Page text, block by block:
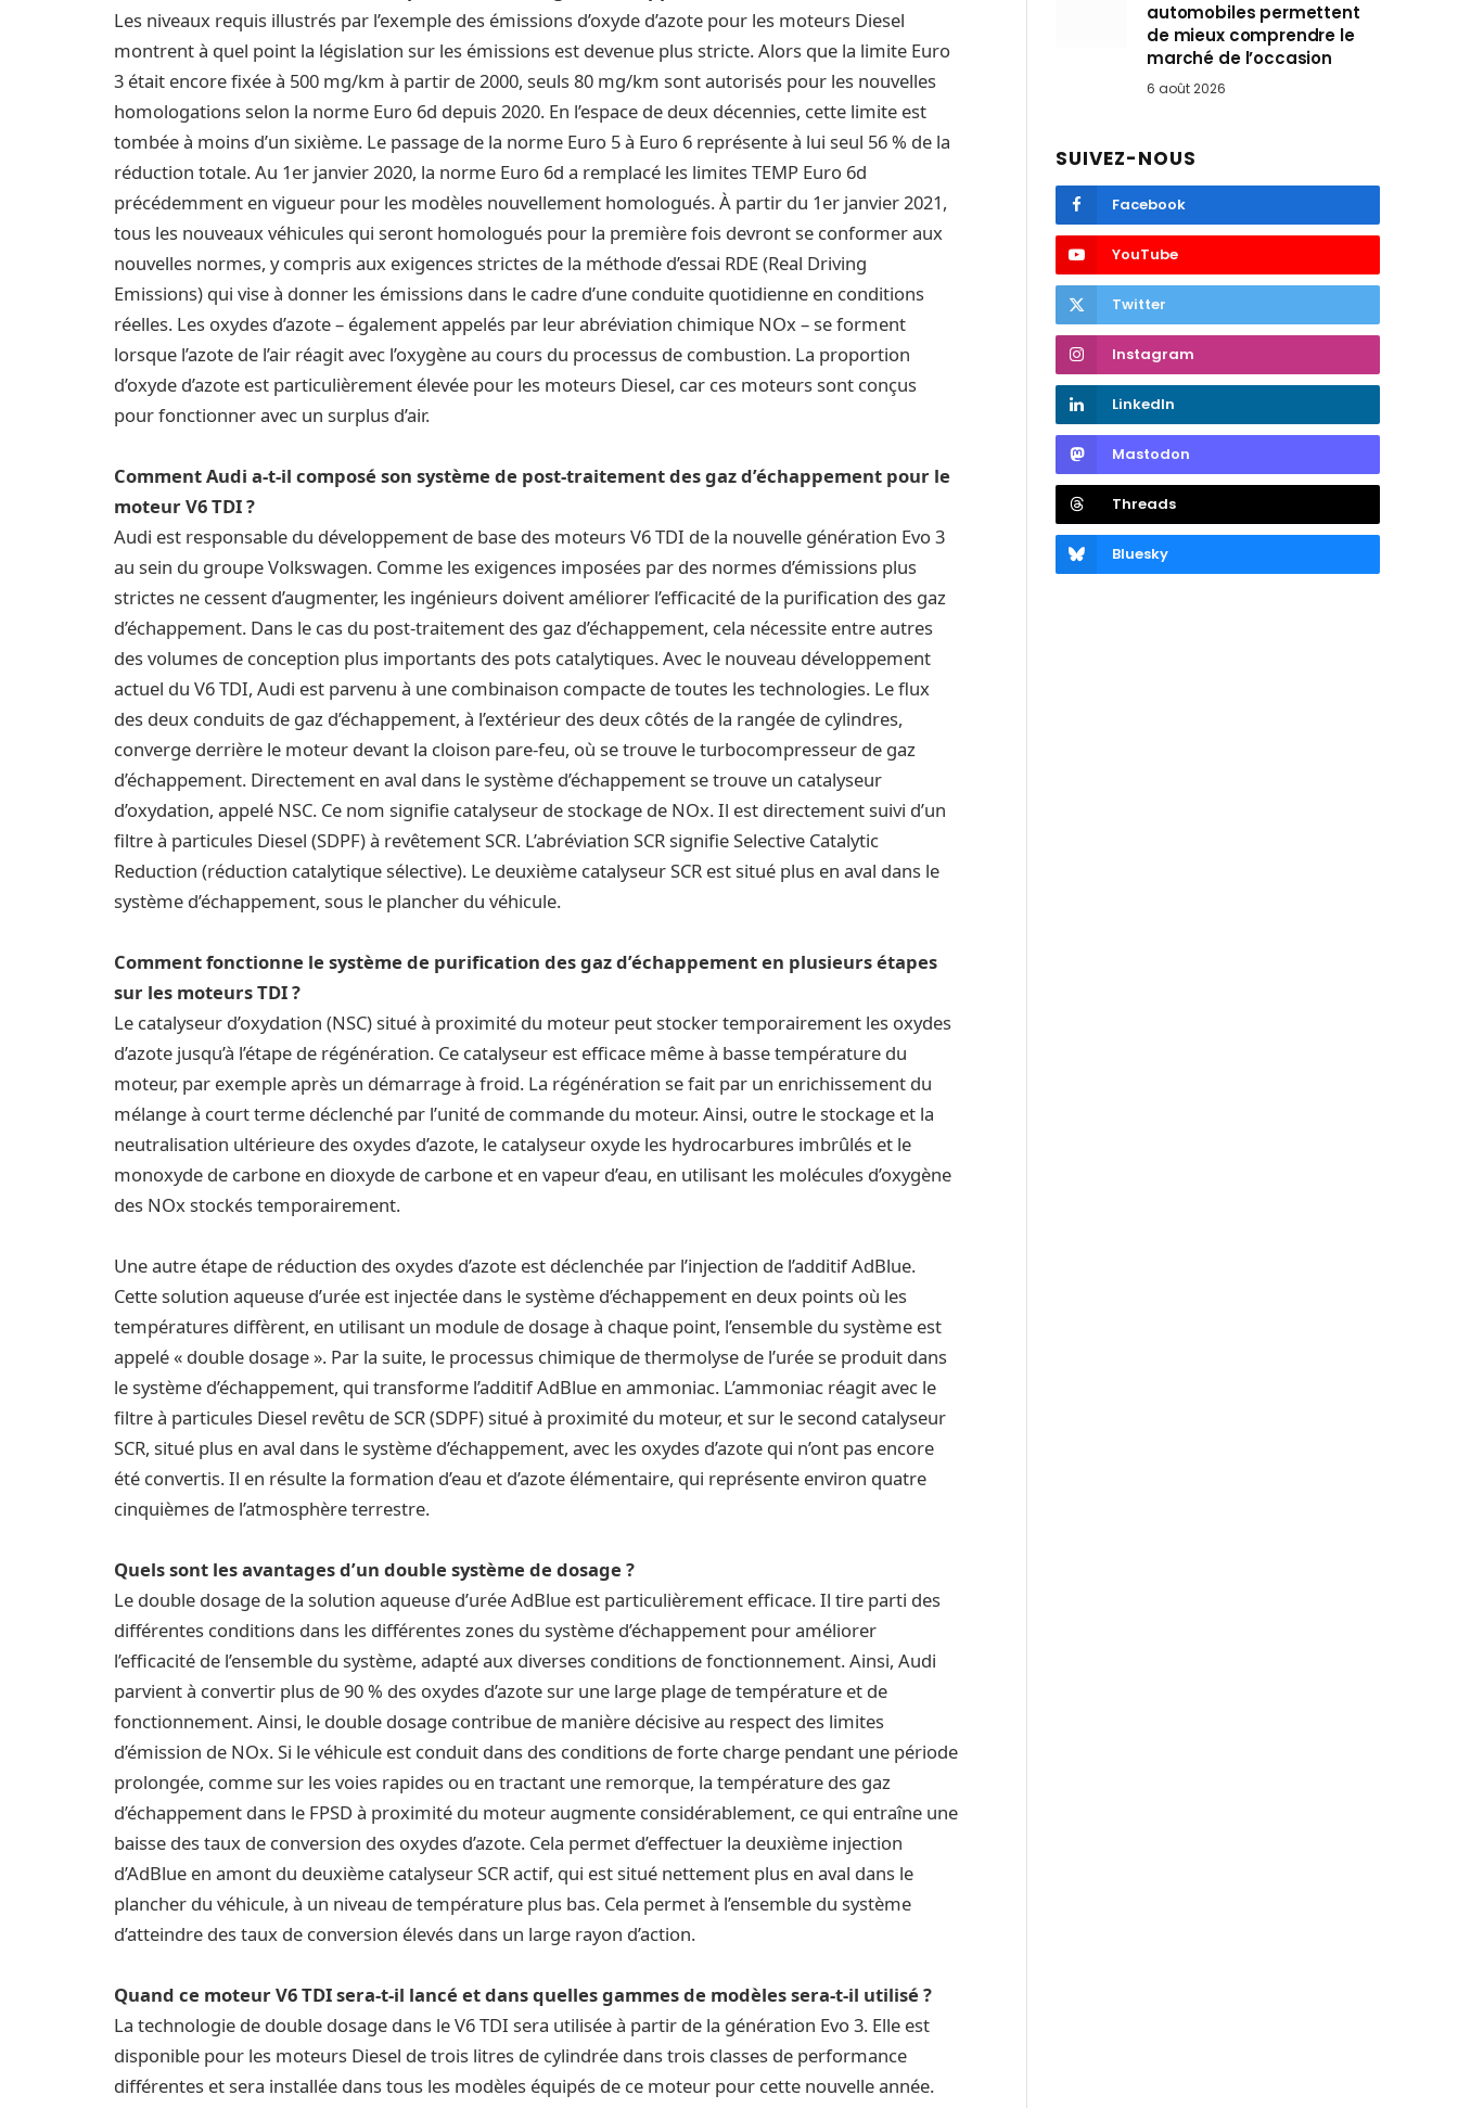
Les niveaux requis illustrés par l’exemple des émissions d’oxyde d’azote pour les moteurs Diesel
montrent à quel point la législation sur les émissions est devenue plus stricte. Alors que la limite Euro
3 était encore fixée à 500 mg/km à partir de 2000, seuls 80 mg/km sont autorisés pour les nouvelles
homologations selon la norme Euro 6d depuis 2020. En l’espace de deux décennies, cette limite est
tombée à moins d’un sixième. Le passage de la norme Euro 5 à Euro 6 représente à lui seul 56 % de la
réduction totale. Au 1er janvier 2020, la norme Euro 6d a remplacé les limites TEMP Euro 6d
précédemment en vigueur pour les modèles nouvellement homologués. À partir du 1er janvier 2021,
tous les nouveaux véhicules qui seront homologués pour la première fois devront se conformer aux
nouvelles normes, y compris aux exigences strictes de la méthode d’essai RDE (Real Driving
Emissions) qui vise à donner les émissions dans le cadre d’une conduite quotidienne en conditions
réelles. Les oxydes d’azote – également appelés par leur abréviation chimique NOx – se forment
lorsque l’azote de l’air réagit avec l’oxygène au cours du processus de combustion. La proportion
d’oxyde d’azote est particulièrement élevée pour les moteurs Diesel, car ces moteurs sont conçus
pour fonctionner avec un surplus d’air.
Comment Audi a-t-il composé son système de post-traitement des gaz d’échappement pour le
moteur V6 TDI ?
Audi est responsable du développement de base des moteurs V6 TDI de la nouvelle génération Evo 3
au sein du groupe Volkswagen. Comme les exigences imposées par des normes d’émissions plus
strictes ne cessent d’augmenter, les ingénieurs doivent améliorer l’efficacité de la purification des gaz
d’échappement. Dans le cas du post-traitement des gaz d’échappement, cela nécessite entre autres
des volumes de conception plus importants des pots catalytiques. Avec le nouveau développement
actuel du V6 TDI, Audi est parvenu à une combinaison compacte de toutes les technologies. Le flux
des deux conduits de gaz d’échappement, à l’extérieur des deux côtés de la rangée de cylindres,
converge derrière le moteur devant la cloison pare-feu, où se trouve le turbocompresseur de gaz
d’échappement. Directement en aval dans le système d’échappement se trouve un catalyseur
d’oxydation, appelé NSC. Ce nom signifie catalyseur de stockage de NOx. Il est directement suivi d’un
filtre à particules Diesel (SDPF) à revêtement SCR. L’abréviation SCR signifie Selective Catalytic
Reduction (réduction catalytique sélective). Le deuxième catalyseur SCR est situé plus en aval dans le
système d’échappement, sous le plancher du véhicule.
Comment fonctionne le système de purification des gaz d’échappement en plusieurs étapes
sur les moteurs TDI ?
Le catalyseur d’oxydation (NSC) situé à proximité du moteur peut stocker temporairement les oxydes
d’azote jusqu’à l’étape de régénération. Ce catalyseur est efficace même à basse température du
moteur, par exemple après un démarrage à froid. La régénération se fait par un enrichissement du
mélange à court terme déclenché par l’unité de commande du moteur. Ainsi, outre le stockage et la
neutralisation ultérieure des oxydes d’azote, le catalyseur oxyde les hydrocarbures imbrûlés et le
monoxyde de carbone en dioxyde de carbone et en vapeur d’eau, en utilisant les molécules d’oxygène
des NOx stockés temporairement.
Une autre étape de réduction des oxydes d’azote est déclenchée par l’injection de l’additif AdBlue.
Cette solution aqueuse d’urée est injectée dans le système d’échappement en deux points où les
températures diffèrent, en utilisant un module de dosage à chaque point, l’ensemble du système est
appelé « double dosage ». Par la suite, le processus chimique de thermolyse de l’urée se produit dans
le système d’échappement, qui transforme l’additif AdBlue en ammoniac. L’ammoniac réagit avec le
filtre à particules Diesel revêtu de SCR (SDPF) situé à proximité du moteur, et sur le second catalyseur
SCR, situé plus en aval dans le système d’échappement, avec les oxydes d’azote qui n’ont pas encore
été convertis. Il en résulte la formation d’eau et d’azote élémentaire, qui représente environ quatre
cinquièmes de l’atmosphère terrestre.
Quels sont les avantages d’un double système de dosage ?
Le double dosage de la solution aqueuse d’urée AdBlue est particulièrement efficace. Il tire parti des
différentes conditions dans les différentes zones du système d’échappement pour améliorer
l’efficacité de l’ensemble du système, adapté aux diverses conditions de fonctionnement. Ainsi, Audi
parvient à convertir plus de 90 % des oxydes d’azote sur une large plage de température et de
fonctionnement. Ainsi, le double dosage contribue de manière décisive au respect des limites
d’émission de NOx. Si le véhicule est conduit dans des conditions de forte charge pendant une période
prolongée, comme sur les voies rapides ou en tractant une remorque, la température des gaz
d’échappement dans le FPSD à proximité du moteur augmente considérablement, ce qui entraîne une
baisse des taux de conversion des oxydes d’azote. Cela permet d’effectuer la deuxième injection
d’AdBlue en amont du deuxième catalyseur SCR actif, qui est situé nettement plus en aval dans le
plancher du véhicule, à un niveau de température plus bas. Cela permet à l’ensemble du système
d’atteindre des taux de conversion élevés dans un large rayon d’action.
Quand ce moteur V6 TDI sera-t-il lancé et dans quelles gammes de modèles sera-t-il utilisé ?
La technologie de double dosage dans le V6 TDI sera utilisée à partir de la génération Evo 3. Elle est
disponible pour les moteurs Diesel de trois litres de cylindrée dans trois classes de performance
différentes et sera installée dans tous les modèles équipés de ce moteur pour cette nouvelle année.
automobiles permettent
de mieux comprendre le
marché de l’occasion
6 août 2026
SUIVEZ-NOUS
Facebook
YouTube
Twitter
Instagram
LinkedIn
Mastodon
Threads
Bluesky